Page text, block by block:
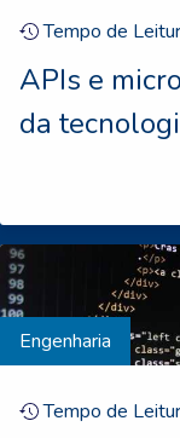
Tempo de
APIs e
da
Engenharia
Tempo de